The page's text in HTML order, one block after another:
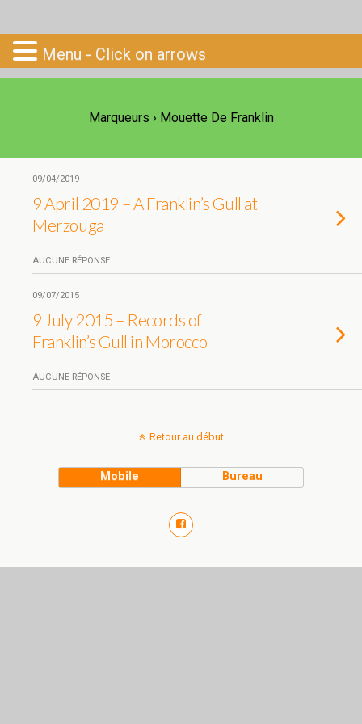
Go-South
Marqueurs › Mouette De Franklin
09/04/2019
9 April 2019 – A Franklin’s Gull at
Merzouga
AUCUNE RÉPONSE
09/07/2015
9 July 2015 – Records of
Franklin’s Gull in Morocco
AUCUNE RÉPONSE
Retour au début
Mobile Bureau
Menu - Click on arrows